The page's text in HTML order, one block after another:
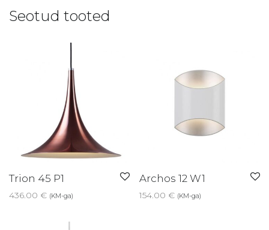
Seotud tooted
Trion 45 P1
436.00 € (KM-ga)
Archos 12 W1
154.00 € (KM-ga)